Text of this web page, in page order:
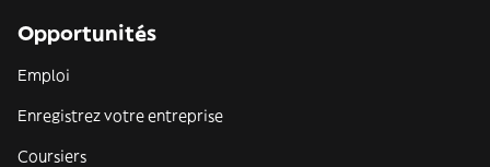
Opportunités
Emploi
Enregistrez votre entreprise
Coursiers